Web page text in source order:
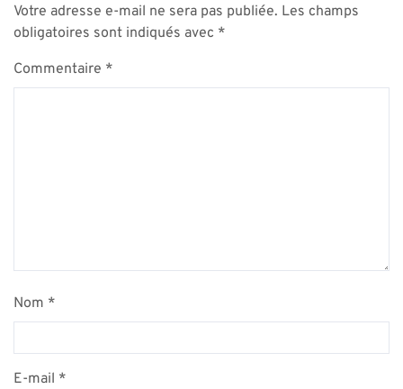
Votre adresse e-mail ne sera pas publiée. Les champs
obligatoires sont indiqués avec *
Commentaire *
Nom *
E-mail *